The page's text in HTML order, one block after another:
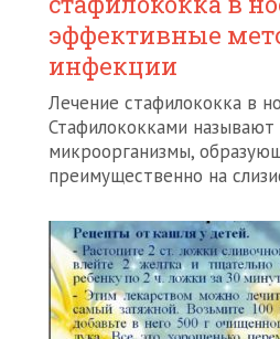
эффективные
инфекции
Лечение стафилококка в
Стафилококками называют
микроорганизмы,
преимущественно на